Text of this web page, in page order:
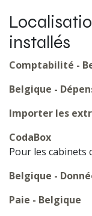
installés
Comptabilité -
Belgique -
Importer les
CodaBox
Pour les cabinets
Belgique -
Paie - Belgique